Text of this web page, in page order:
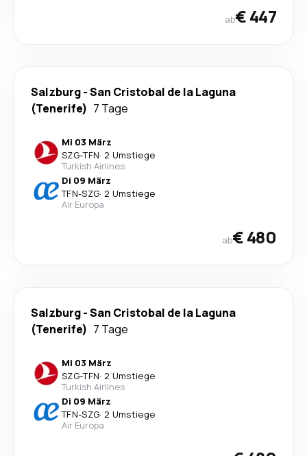
ab€ 447
Salzburg-San Cristobal de la Laguna
(Tenerife) 7 Tage
Mi 03 März
SZG-TFN· 2 Umstiege
Turkish Airlines
Di 09 März
TFN-SZG· 2 Umstiege
Air Europa
ab€ 480
Salzburg-San Cristobal de la Laguna
(Tenerife) 7 Tage
Mi 03 März
SZG-TFN· 2 Umstiege
Turkish Airlines
Di 09 März
TFN-SZG· 2 Umstiege
Air Europa